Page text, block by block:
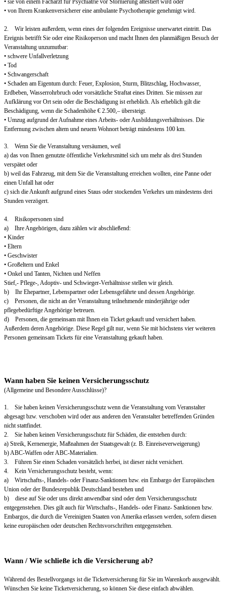
• sie von einem Facharzt für Psychiatrie vor Stornierung attestiert wird oder
• von Ihrem Krankenversicherer eine ambulante Psychotherapie genehmigt wird.
2. Wir leisten außerdem, wenn eines der folgenden Ereignisse unerwartet eintritt. Das
Ereignis betrifft Sie oder eine Risikoperson und macht Ihnen den planmäßigen Besuch der
Veranstaltung unzumutbar:
• schwere Unfallverletzung
• Tod
• Schwangerschaft
• Schaden am Eigentum durch: Feuer, Explosion, Sturm, Blitzschlag, Hochwasser,
Erdbeben, Wasserrohrbruch oder vorsätzliche Straftat eines Dritten. Sie müssen zur
Aufklärung vor Ort sein oder die Beschädigung ist erheblich. Als erheblich gilt die
Beschädigung, wenn die Schadenhöhe € 2.500,– übersteigt.
• Umzug aufgrund der Aufnahme eines Arbeits- oder Ausbildungsverhältnisses. Die
Entfernung zwischen altem und neuem Wohnort beträgt mindestens 100 km.
3. Wenn Sie die Veranstaltung versäumen, weil
a) das von Ihnen genutzte öffentliche Verkehrsmittel sich um mehr als drei Stunden
verspätet oder
b) weil das Fahrzeug, mit dem Sie die Veranstaltung erreichen wollten, eine Panne oder
einen Unfall hat oder
c) sich die Ankunft aufgrund eines Staus oder stockenden Verkehrs um mindestens drei
Stunden verzögert.
4. Risikopersonen sind
a) Ihre Angehörigen, dazu zählen wir abschließend:
• Kinder
• Eltern
• Geschwister
• Großeltern und Enkel
• Onkel und Tanten, Nichten und Neffen
Stief,- Pflege-, Adoptiv- und Schwieger-Verhältnisse stellen wir gleich.
b) Ihr Ehepartner, Lebenspartner oder Lebensgefährte und dessen Angehörige.
c) Personen, die nicht an der Veranstaltung teilnehmende minderjährige oder
pflegebedürftige Angehörige betreuen.
d) Personen, die gemeinsam mit Ihnen ein Ticket gekauft und versichert haben.
Außerdem deren Angehörige. Diese Regel gilt nur, wenn Sie mit höchstens vier weiteren
Personen gemeinsam Tickets für eine Veranstaltung gekauft haben.
Wann haben Sie keinen Versicherungsschutz
(Allgemeine und Besondere Ausschlüsse)?
1. Sie haben keinen Versicherungsschutz wenn die Veranstaltung vom Veranstalter
abgesagt bzw. verschoben wird oder aus anderen den Veranstalter betreffenden Gründen
nicht stattfindet.
2. Sie haben keinen Versicherungsschutz für Schäden, die entstehen durch:
a) Streik, Kernenergie, Maßnahmen der Staatsgewalt (z. B. Einreiseverweigerung)
b) ABC-Waffen oder ABC-Materialien.
3. Führen Sie einen Schaden vorsätzlich herbei, ist dieser nicht versichert.
4. Kein Versicherungsschutz besteht, wenn:
a) Wirtschafts-, Handels- oder Finanz-Sanktionen bzw. ein Embargo der Europäischen
Union oder der Bundesrepublik Deutschland bestehen und
b) diese auf Sie oder uns direkt anwendbar sind oder dem Versicherungsschutz
entgegenstehen. Dies gilt auch für Wirtschafts-, Handels- oder Finanz- Sanktionen bzw.
Embargos, die durch die Vereinigten Staaten von Amerika erlassen werden, sofern diesen
keine europäischen oder deutschen Rechtsvorschriften entgegenstehen.
Wann / Wie schließe ich die Versicherung ab?
Während des Bestellvorgangs ist die Ticketversicherung für Sie im Warenkorb ausgewählt.
Wünschen Sie keine Ticketversicherung, so können Sie diese einfach abwählen.